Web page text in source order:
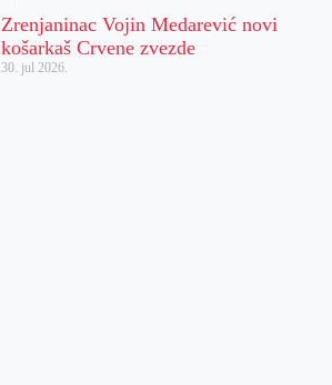
Zrenjaninac Vojin Medarević novi
košarkaš Crvene zvezde
30. jul 2026.